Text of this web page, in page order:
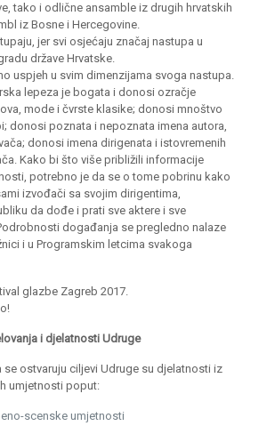
tako i odlične ansamble iz drugih hrvatskih
iz Bosne i Hercegovine.
jer svi osjećaju značaj nastupa u
države Hrvatske.
uspjeh u svim dimenzijama svoga nastupa.
lepeza je bogata i donosi ozračje
mode i čvrste klasike; donosi mnoštvo
donosi poznata i nepoznata imena autora,
donosi imena dirigenata i istovremenih
Kako bi što više približili informacije
potrebno je da se o tome pobrinu kako
izvođači sa svojim dirigentima,
da dođe i prati sve aktere i sve
događanja se pregledno nalaze
i u Programskim letcima svakoga
glazbe Zagreb 2017.
i djelatnosti Udruge
se ostvaruju ciljevi Udruge su djelatnosti iz
umjetnosti poput:
scenske umjetnosti